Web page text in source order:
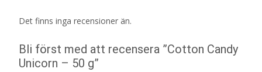
Det finns inga recensioner än.
Bli först med att recensera ”Cotton Candy
Unicorn – 50 g”